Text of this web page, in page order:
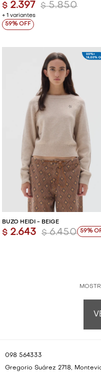
+ 1 variantes
$ 2.397 $ 5.850
59
BUZO HEIDI - BEIGE
$ 2.643 $ 6.450 59
098 564333
Gregorio Suárez 2718,